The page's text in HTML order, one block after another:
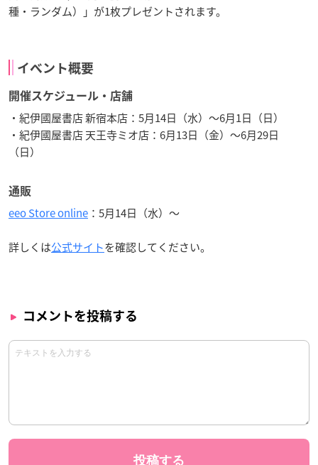
種・ランダム）」が1枚プレゼントされます。
イベント概要
開催スケジュール・店舗
・紀伊國屋書店 新宿本店：5月14日（水）～6月1日（日）
・紀伊國屋書店 天王寺ミオ店：6月13日（金）～6月29日
（日）
通販
eeo Store online ：5月14日（水）～
詳しくは公式サイトを確認してください。
コメントを投稿する